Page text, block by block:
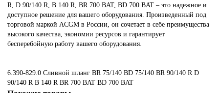
R, D 90/140 R, B 140 R, BR 700 BAT, BD 700 BAT – это надежное и
доступное решение для вашего оборудования. Произведенный под
торговой маркой ACGM в России, он сочетает в себе преимущества
высокого качества, экономии ресурсов и гарантирует
бесперебойную работу вашего оборудования.
6.390-829.0 Сливной шланг BR 75/140 BD 75/140 BR 90/140 R D
90/140 R B 140 R BR 700 BAT BD 700 BAT